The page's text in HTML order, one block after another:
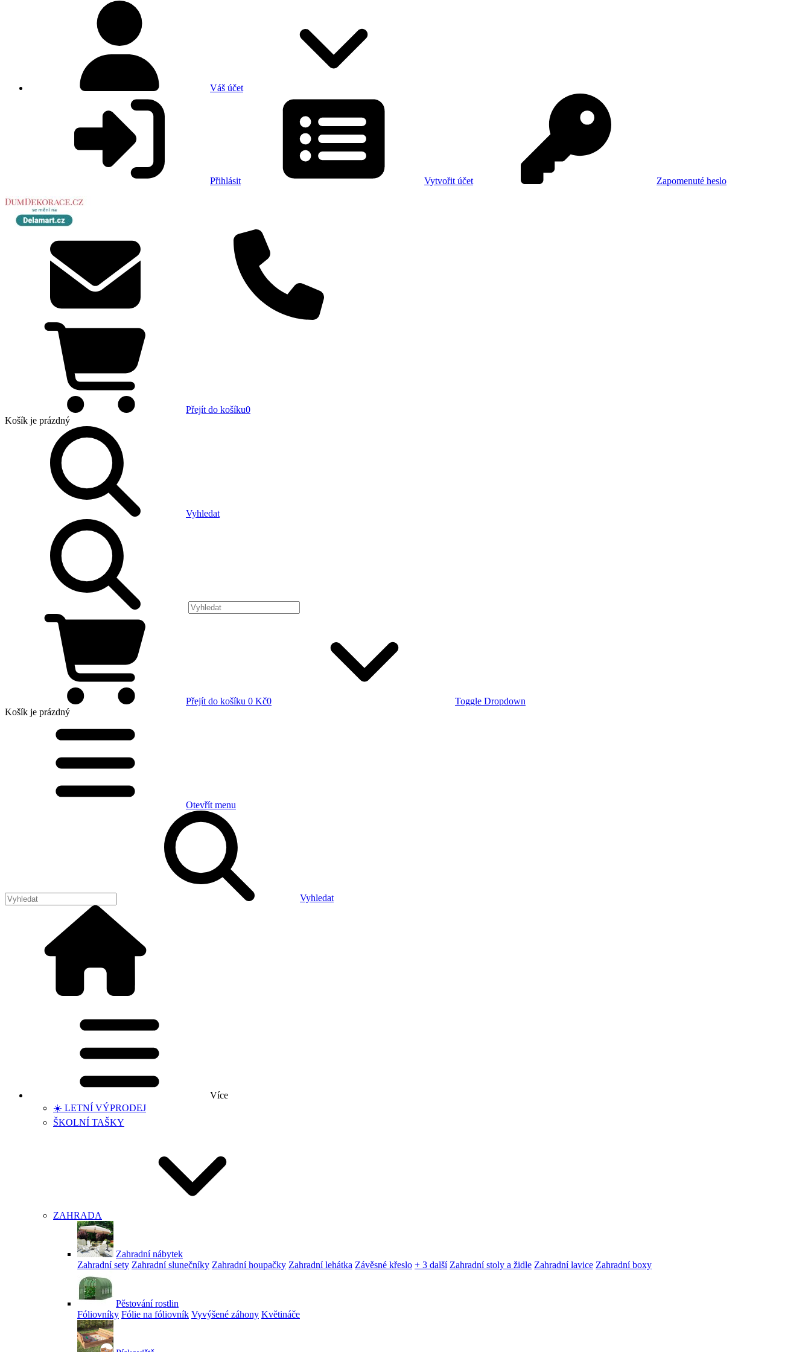
Váš účet
Přihlásit Vytvořit účet Zapomenuté heslo
Přejít do košíku0
Košík je prázdný
Vyhledat
Přejít do košíku 0 Kč0
Toggle Dropdown
Košík je prázdný
Otevřít menu
Vyhledat
Více
☀️ LETNÍ VÝPRODEJ
ŠKOLNÍ TAŠKY
ZAHRADA
Zahradní nábytek
Zahradní sety Zahradní slunečníky Zahradní houpačky Zahradní lehátka Závěsné křeslo + 3 další Zahradní stoly a židle Zahradní lavice Zahradní boxy
Pěstování rostlin
Fóliovníky Fólie na fóliovník Vyvýšené záhony Květináče